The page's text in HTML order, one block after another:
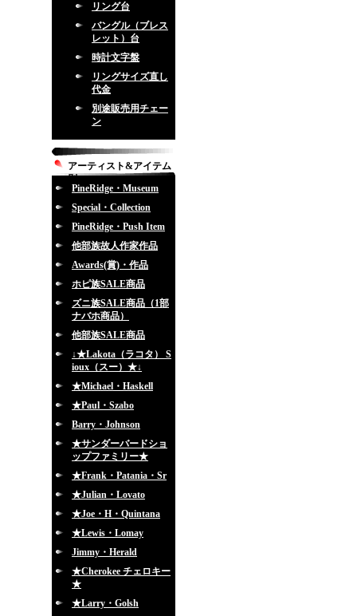
リング台
バングル（ブレス
レット）台
時計文字盤
リングサイズ直し
代金
別途販売用チェー
ン
アーティスト&アイテム
別
PineRidge・Museum
Special・Collection
PineRidge・Push Item
他部族故人作家作品
Awards(賞)・作品
ホピ族SALE商品
ズニ族SALE商品（1部
ナバホ商品）
他部族SALE商品
↓★Lakota（ラコタ） S
ioux（スー）★↓
★Michael・Haskell
★Paul・Szabo
Barry・Johnson
★サンダーバードショ
ップファミリー★
★Frank・Patania・Sr
★Julian・Lovato
★Joe・H・Quintana
★Lewis・Lomay
Jimmy・Herald
★Cherokee チェロキー
★
★Larry・Golsh